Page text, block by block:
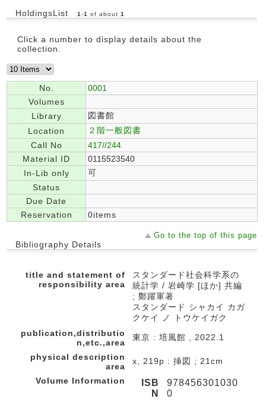
HoldingsList 1 -1 of about 1
Click a number to display details about the
collection.
No.
0001
Volumes
Library
図書館
Location
２階一般図書
Call No
417//244
Material ID
0115523540
In-Lib only
可
Status
Due Date
Reservation
0items
Go to the top of this page
Bibliography Details
title and statement of
responsibility area
スタンダード社会科学系の
統計学 / 岩崎学 [ほか] 共編
; 鄭躍軍著
スタンダード シャカイ カガ
クケイ ノ トウケイガク
publication,distributio
n,etc.,area
東京 : 培風館 , 2022.1
physical description
area
x, 219p : 挿図 ; 21cm
Volume Information
ISB
N
978456301030
0